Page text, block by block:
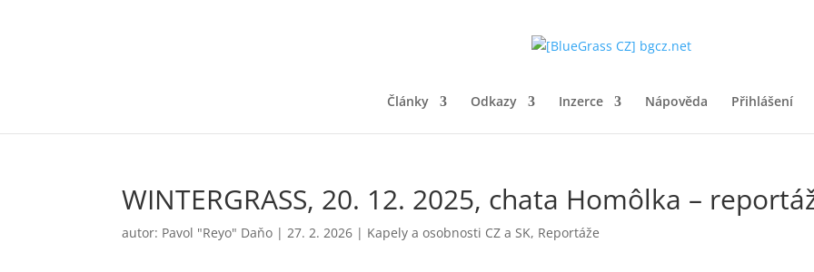
Články Odkazy Inzerce Nápověda Přihlášení
WINTERGRASS, 20. 12. 2025, chata Homôlka –
autor: Pavol "Reyo" Daňo |27. 2. 2026 | Kapely a osobnosti CZ a SK, Reportáže